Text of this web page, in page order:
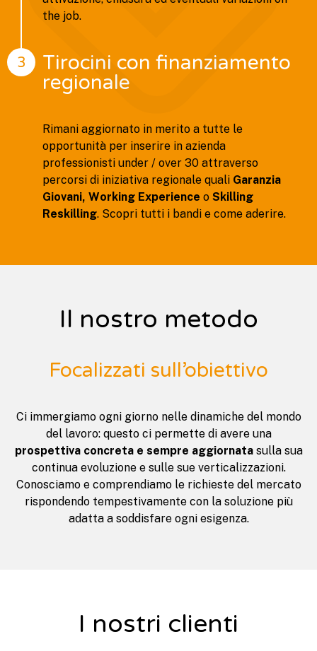
the job.
3
Tirocini con finanziamento
regionale
Rimani aggiornato in merito a tutte le
opportunità per inserire in azienda
professionisti under / over 30 attraverso
percorsi di iniziativa regionale quali Garanzia
Giovani, Working Experience o Skilling
Reskilling. Scopri tutti i bandi e come aderire.
Il nostro metodo
Focalizzati sull’obiettivo
Ci immergiamo ogni giorno nelle dinamiche del mondo
del lavoro: questo ci permette di avere una
prospettiva concreta e sempre aggiornata sulla sua
continua evoluzione e sulle sue verticalizzazioni.
Conosciamo e comprendiamo le richieste del mercato
rispondendo tempestivamente con la soluzione più
adatta a soddisfare ogni esigenza.
I nostri clienti